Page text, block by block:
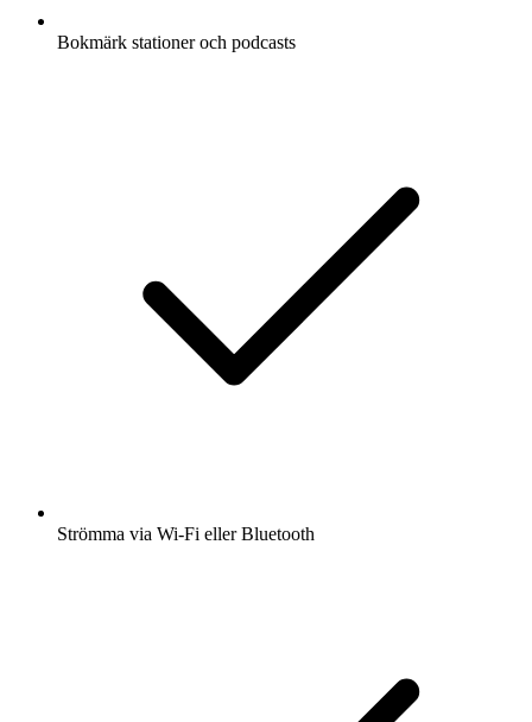
Bokmärk stationer och podcasts
Strömma via Wi-Fi eller Bluetooth